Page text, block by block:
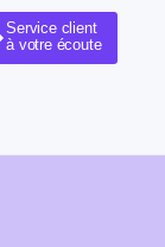
Service client
à votre écoute